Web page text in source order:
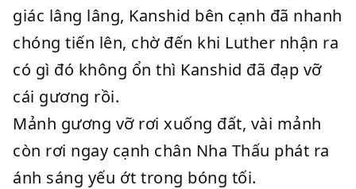
giác lâng lâng, Kanshid bên cạnh đã nhanh
chóng tiến lên, chờ đến khi Luther nhận ra
có gì đó không ổn thì Kanshid đã đạp vỡ
cái gương rồi.
Mảnh gương vỡ rơi xuống đất, vài mảnh
còn rơi ngay cạnh chân Nha Thấu phát ra
ánh sáng yếu ớt trong bóng tối.